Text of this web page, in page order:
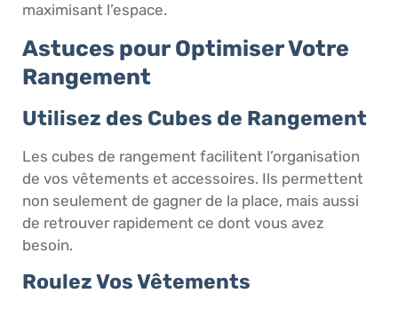
maximisant l’espace.
Astuces pour Optimiser Votre
Rangement
Utilisez des Cubes de Rangement
Les cubes de rangement facilitent l’organisation
de vos vêtements et accessoires. Ils permettent
non seulement de gagner de la place, mais aussi
de retrouver rapidement ce dont vous avez
besoin.
Roulez Vos Vêtements